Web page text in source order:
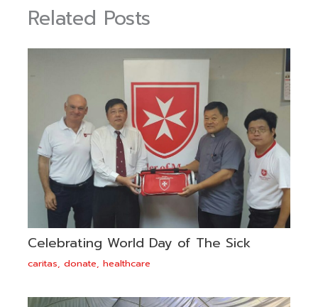
Related Posts
Celebrating World Day of The Sick
caritas, donate, healthcare